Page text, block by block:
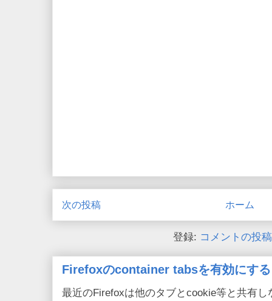
次の投稿 ホーム
登録: コメントの投
Firefoxのcontainer tabsを有効にする
最近のFirefoxは他のタブとcookie等と共有